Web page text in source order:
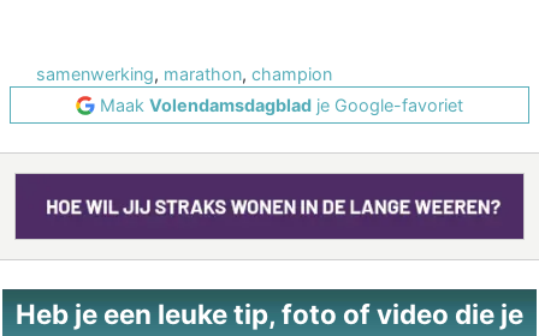
samenwerking, marathon, champion
Maak Volendamsdagblad je Google-favoriet
Heb je een leuke tip, foto of video die je